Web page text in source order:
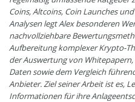
Coins, Altcoins, Coin Launches
Analysen legt Alex besonderen
nachvollziehbare
Aufbereitung komplexer Krypto-
der Auswertung von
Daten sowie dem Vergleich
Anbieter. Ziel seiner Arbeit ist es,
Informationen für ihre